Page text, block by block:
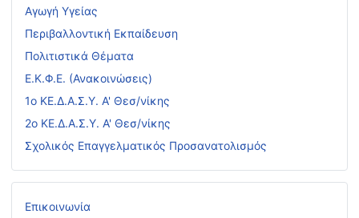
Αγωγή Υγείας
Περιβαλλοντική Εκπαίδευση
Πολιτιστικά Θέματα
Ε.Κ.Φ.Ε. (Ανακοινώσεις)
1ο ΚΕ.Δ.Α.Σ.Υ. Α' Θεσ/νίκης
2ο ΚΕ.Δ.Α.Σ.Υ. Α' Θεσ/νίκης
Σχολικός Επαγγελματικός Προσανατολισμός
Επικοινωνία